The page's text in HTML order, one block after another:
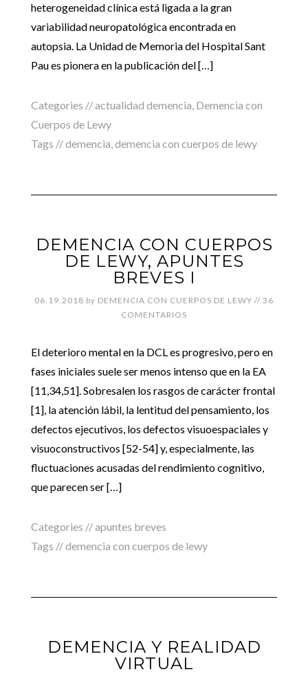
heterogeneidad clínica está ligada a la gran
variabilidad neuropatológica encontrada en
autopsia. La Unidad de Memoria del Hospital Sant
Pau es pionera en la publicación del […]
Categories //actualidad demencia, Demencia con
Cuerpos de Lewy
Tags //demencia,demencia con cuerpos de lewy
DEMENCIA CON CUERPOS
DE LEWY, APUNTES
BREVES I
06.19.2018 by DEMENCIA CON CUERPOS DE LEWY // 36
COMENTARIOS
El deterioro mental en la DCL es progresivo, pero en
fases iniciales suele ser menos intenso que en la EA
[11,34,51]. Sobresalen los rasgos de carácter frontal
[1], la atención lábil, la lentitud del pensamiento, los
defectos ejecutivos, los defectos visuoespaciales y
visuoconstructivos [52-54] y, especialmente, las
fluctuaciones acusadas del rendimiento cognitivo,
que parecen ser […]
Categories //apuntes breves
Tags //demencia con cuerpos de lewy
DEMENCIA Y REALIDAD
VIRTUAL